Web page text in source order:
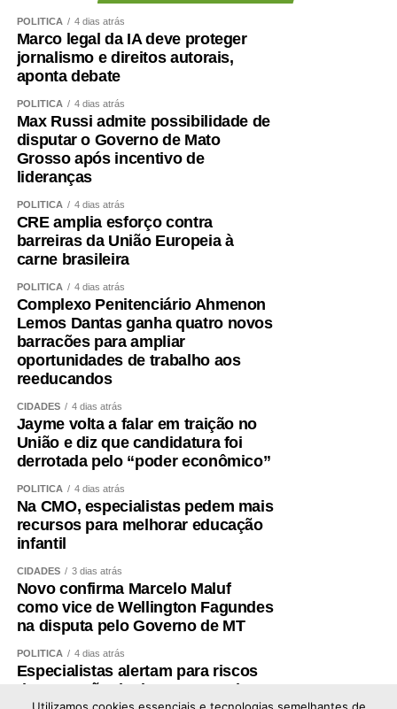
POLÍTICA 4 dias atrás
Marco legal da IA deve proteger
jornalismo e direitos autorais,
aponta debate
POLÍTICA 4 dias atrás
Max Russi admite possibilidade de
disputar o Governo de Mato
Grosso após incentivo de
lideranças
POLÍTICA 4 dias atrás
CRE amplia esforço contra
barreiras da União Europeia à
carne brasileira
POLÍTICA 4 dias atrás
Complexo Penitenciário Ahmenon
Lemos Dantas ganha quatro novos
barracões para ampliar
oportunidades de trabalho aos
reeducandos
CIDADES 4 dias atrás
Jayme volta a falar em traição no
União e diz que candidatura foi
derrotada pelo “poder econômico”
POLÍTICA 4 dias atrás
Na CMO, especialistas pedem mais
recursos para melhorar educação
infantil
CIDADES 3 dias atrás
Novo confirma Marcelo Maluf
como vice de Wellington Fagundes
na disputa pelo Governo de MT
POLÍTICA 4 dias atrás
Especialistas alertam para riscos
de expansão de data centers de IA